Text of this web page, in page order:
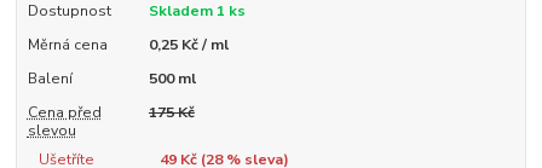
Dostupnost
Skladem 1 ks
Měrná cena
0,25 Kč / ml
Balení
500 ml
Cena před
slevou
175 Kč
Ušetříte 49 Kč (28% sleva)